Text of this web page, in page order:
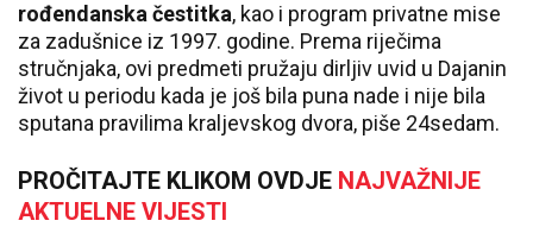
rođendanska čestitka, kao i program privatne mise
za zadušnice iz 1997. godine. Prema riječima
stručnjaka, ovi predmeti pružaju dirljiv uvid u Dajanin
život u periodu kada je još bila puna nade i nije bila
sputana pravilima kraljevskog dvora, piše 24sedam.
PROČITAJTE KLIKOM OVDJE NAJVAŽNIJE
AKTUELNE VIJESTI